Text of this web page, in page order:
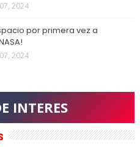
2024
por primera vez a
2024